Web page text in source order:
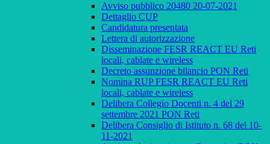
Avviso pubblico 20480 20-07-2021
Dettaglio CUP
Candidatura presentata
Lettera di autorizzazione
Disseminazione FESR REACT EU Reti
locali, cablate e wireless
Decreto assunzione bilancio PON Reti
Nomina RUP FESR REACT EU Reti
locali, cablate e wireless
Delibera Collegio Docenti n. 4 del 29
settembre 2021 PON Reti
Delibera Consiglio di Istituto n. 68 del 10-
11-2021